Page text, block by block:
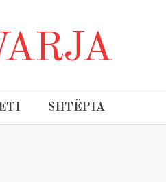
SHTËPIA